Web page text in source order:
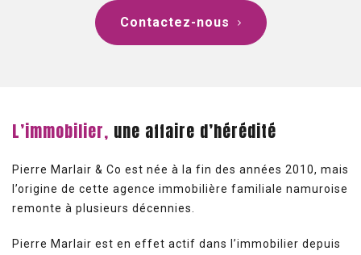
Contactez-nous
L’immobilier, une affaire d’hérédité
Pierre Marlair & Co est née à la fin des années 2010, mais
l’origine de cette agence immobilière familiale namuroise
remonte à plusieurs décennies.
Pierre Marlair est en effet actif dans l’immobilier depuis